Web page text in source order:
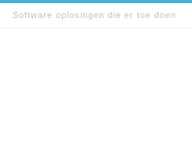
Software oplosingen die er toe doen